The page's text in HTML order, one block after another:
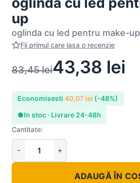
up
oglinda cu led pentru make-up
Fii primul care lasa o recenzie
83,45lei43,38 lei
Economisesti 40,07 lei (-48%)
●In stoc · Livrare 24-48h
Cantitate:
ADAUGĂ ÎN